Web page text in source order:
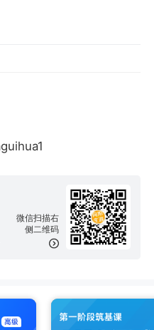
微信扫描右
侧二维码